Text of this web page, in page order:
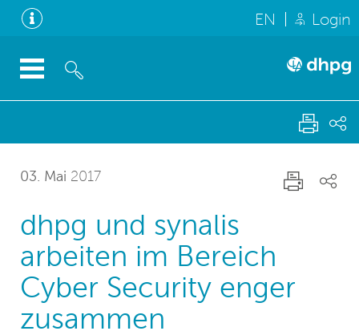
EN Login
03. Mai 2017
dhpg und synalis
arbeiten im Bereich
Cyber Security enger
zusammen